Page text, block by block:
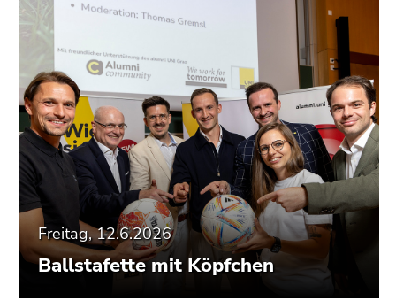
Freitag, 12.6.2026
Ballstafette mit Köpfchen